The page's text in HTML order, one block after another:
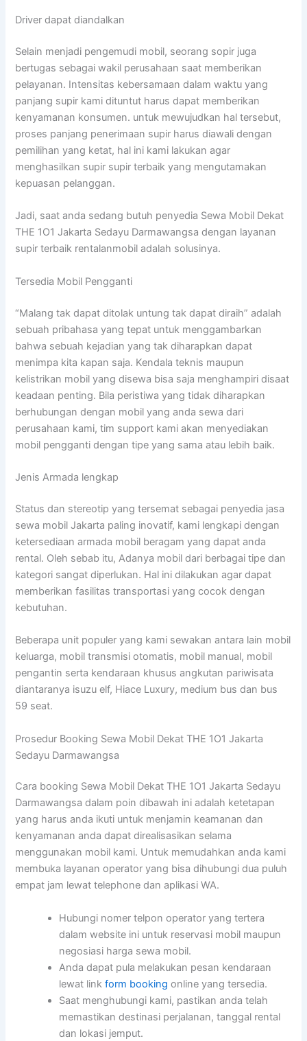
Driver dapat diandalkan
Selain menjadi pengemudi mobil, seorang sopir juga
bertugas sebagai wakil perusahaan saat memberikan
pelayanan. Intensitas kebersamaan dalam waktu yang
panjang supir kami dituntut harus dapat memberikan
kenyamanan konsumen. untuk mewujudkan hal tersebut,
proses panjang penerimaan supir harus diawali dengan
pemilihan yang ketat, hal ini kami lakukan agar
menghasilkan supir supir terbaik yang mengutamakan
kepuasan pelanggan.
Jadi, saat anda sedang butuh penyedia Sewa Mobil Dekat
THE 1O1 Jakarta Sedayu Darmawangsa dengan layanan
supir terbaik rentalanmobil adalah solusinya.
Tersedia Mobil Pengganti
“Malang tak dapat ditolak untung tak dapat diraih” adalah
sebuah pribahasa yang tepat untuk menggambarkan
bahwa sebuah kejadian yang tak diharapkan dapat
menimpa kita kapan saja. Kendala teknis maupun
kelistrikan mobil yang disewa bisa saja menghampiri disaat
keadaan penting. Bila peristiwa yang tidak diharapkan
berhubungan dengan mobil yang anda sewa dari
perusahaan kami, tim support kami akan menyediakan
mobil pengganti dengan tipe yang sama atau lebih baik.
Jenis Armada lengkap
Status dan stereotip yang tersemat sebagai penyedia jasa
sewa mobil Jakarta paling inovatif, kami lengkapi dengan
ketersediaan armada mobil beragam yang dapat anda
rental. Oleh sebab itu, Adanya mobil dari berbagai tipe dan
kategori sangat diperlukan. Hal ini dilakukan agar dapat
memberikan fasilitas transportasi yang cocok dengan
kebutuhan.
Beberapa unit populer yang kami sewakan antara lain mobil
keluarga, mobil transmisi otomatis, mobil manual, mobil
pengantin serta kendaraan khusus angkutan pariwisata
diantaranya isuzu elf, Hiace Luxury, medium bus dan bus
59 seat.
Prosedur Booking Sewa Mobil Dekat THE 1O1 Jakarta
Sedayu Darmawangsa
Cara booking Sewa Mobil Dekat THE 1O1 Jakarta Sedayu
Darmawangsa dalam poin dibawah ini adalah ketetapan
yang harus anda ikuti untuk menjamin keamanan dan
kenyamanan anda dapat direalisasikan selama
menggunakan mobil kami. Untuk memudahkan anda kami
membuka layanan operator yang bisa dihubungi dua puluh
empat jam lewat telephone dan aplikasi WA.
Hubungi nomer telpon operator yang tertera
dalam website ini untuk reservasi mobil maupun
negosiasi harga sewa mobil.
Anda dapat pula melakukan pesan kendaraan
lewat linkform booking online yang tersedia.
Saat menghubungi kami, pastikan anda telah
memastikan destinasi perjalanan, tanggal rental
dan lokasi jemput.